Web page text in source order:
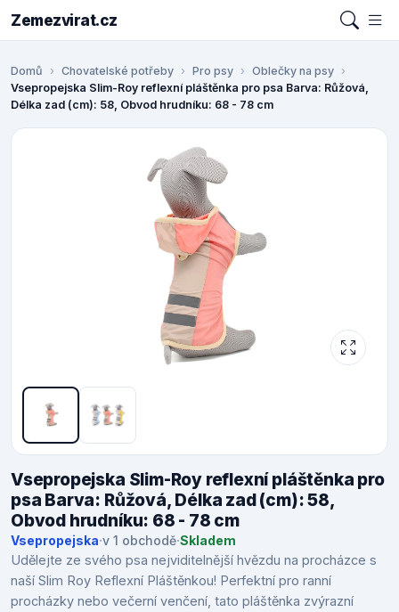
Zemezvirat.cz
Domů Chovatelské potřeby Pro psy
Oblečky na psy
Vsepropejska Slim-Roy reflexní pláštěnka pro psa Barva: Růžová,
Délka zad (cm): 58, Obvod hrudníku: 68 - 78 cm
Vsepropejska Slim-Roy reflexní pláštěnka pro
psa Barva: Růžová, Délka zad (cm): 58,
Obvod hrudníku: 68 - 78 cm
Vsepropejska·v 1 obchodě·Skladem
Udělejte ze svého psa nejviditelnější hvězdu na procházce s
naší Slim Roy Reflexní Pláštěnkou! Perfektní pro ranní
procházky nebo večerní venčení, tato pláštěnka zvýrazní